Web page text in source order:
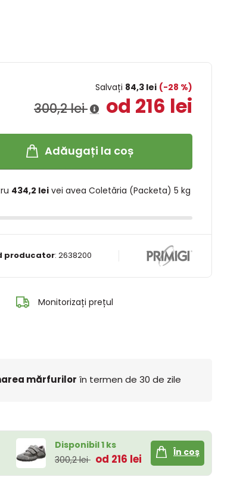
Salvați 84,3 lei (-28 %)
300,2 lei od 216 lei
Adăugați la coș
434,2 leivei avea Coletăria (Packeta) 5 kg
producator: 2638200
Monitorizați prețul
mărfurilor în termen de 30 de zile
Disponibil 1 ks
300,2 lei od 216 lei
În coș